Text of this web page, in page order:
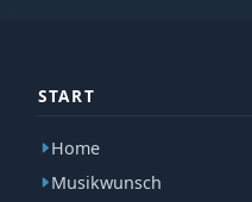
START
Home
Musikwunsch